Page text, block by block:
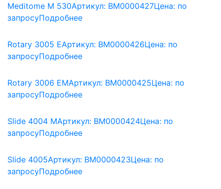
Meditome M 530Артикул: BM0000427Цена: по
запросуПодробнее
Rotary 3005 EАртикул: BM0000426Цена: по
запросуПодробнее
Rotary 3006 EMАртикул: BM0000425Цена: по
запросуПодробнее
Slide 4004 MАртикул: BM0000424Цена: по
запросуПодробнее
Slide 4005Артикул: BM0000423Цена: по
запросуПодробнее